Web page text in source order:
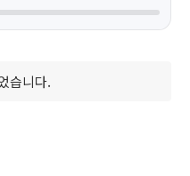
습니다.